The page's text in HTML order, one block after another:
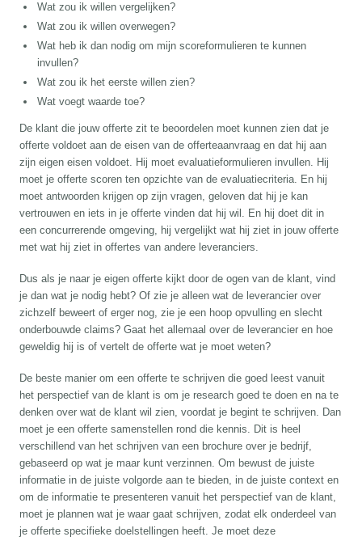
Wat zou ik willen vergelijken?
Wat zou ik willen overwegen?
Wat heb ik dan nodig om mijn scoreformulieren te kunnen
invullen?
Wat zou ik het eerste willen zien?
Wat voegt waarde toe?
De klant die jouw offerte zit te beoordelen moet kunnen zien dat je
offerte voldoet aan de eisen van de offerteaanvraag en dat hij aan
zijn eigen eisen voldoet. Hij moet evaluatieformulieren invullen. Hij
moet je offerte scoren ten opzichte van de evaluatiecriteria. En hij
moet antwoorden krijgen op zijn vragen, geloven dat hij je kan
vertrouwen en iets in je offerte vinden dat hij wil. En hij doet dit in
een concurrerende omgeving, hij vergelijkt wat hij ziet in jouw offerte
met wat hij ziet in offertes van andere leveranciers.
Dus als je naar je eigen offerte kijkt door de ogen van de klant, vind
je dan wat je nodig hebt? Of zie je alleen wat de leverancier over
zichzelf beweert of erger nog, zie je een hoop opvulling en slecht
onderbouwde claims? Gaat het allemaal over de leverancier en hoe
geweldig hij is of vertelt de offerte wat je moet weten?
De beste manier om een offerte te schrijven die goed leest vanuit
het perspectief van de klant is om je research goed te doen en na te
denken over wat de klant wil zien, voordat je begint te schrijven. Dan
moet je een offerte samenstellen rond die kennis. Dit is heel
verschillend van het schrijven van een brochure over je bedrijf,
gebaseerd op wat je maar kunt verzinnen. Om bewust de juiste
informatie in de juiste volgorde aan te bieden, in de juiste context en
om de informatie te presenteren vanuit het perspectief van de klant,
moet je plannen wat je waar gaat schrijven, zodat elk onderdeel van
je offerte specifieke doelstellingen heeft. Je moet deze